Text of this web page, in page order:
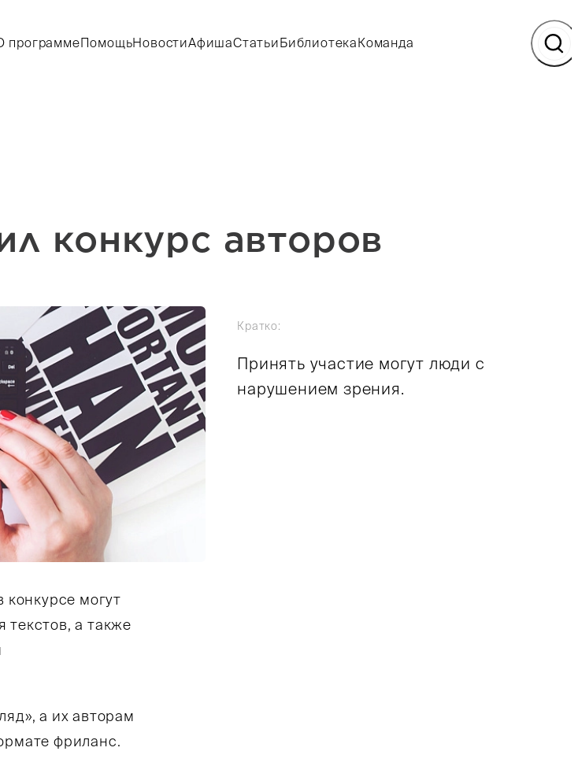
программеПомощьНовостиАфишаСтатьиБиблиотекаКоманда
конкурс авторов
Кратко:
Принять участие могут люди с
нарушением зрения.
конкурсе могут
а также
а их авторам
фриланс.